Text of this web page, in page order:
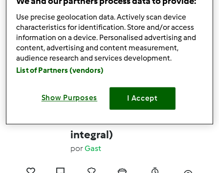
Fogaças de Alcochete
porGast
15 37 Fácil 4 25min
4.8(4)
integral)
porGast
Use precise geolocation data. Actively scan device
characteristics for identification. Store and/or access
information on a device. Personalised advertising and
content, advertising and content measurement,
audience research and services development.
List of Partners (vendors)
Show Purposes I Accept